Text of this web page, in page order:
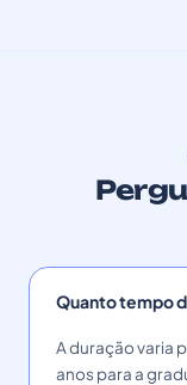
Quanto tempo
A duração varia
anos para a